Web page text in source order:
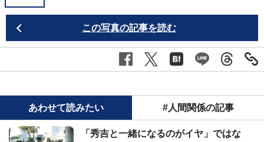
この写真の記事を読む
あわせて読みたい #人間関係の記事
「秀吉と一緒になるのがイヤ」ではな